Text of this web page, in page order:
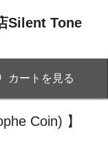
Silent Tone
カートを見る
Coin) 】